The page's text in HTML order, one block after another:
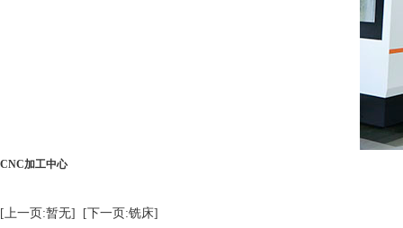
CNC加工中心
[上一页:暂无] [下一页:铣床]